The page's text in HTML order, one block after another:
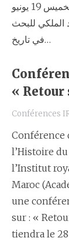
المساهمة في كتابة تاريخ المغرب »، وذلك يوم الخميس 19 يونيو
الملكي للبحث
في تاريخ…
« Retour
Conférences
Conférence
l’Histoire
l’Institut
Maroc
une
sur : «
tiendra le